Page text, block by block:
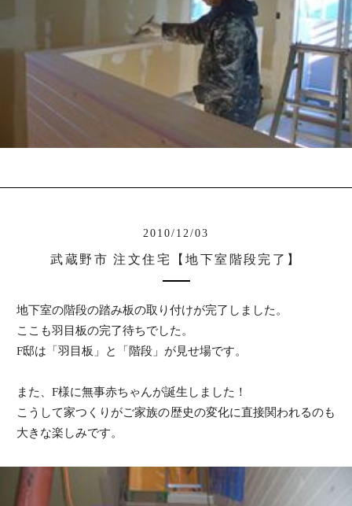
2010/12/03
武蔵野市 注文住宅【地下室階段完了】
地下室の階段の踏み板の取り付けが完了しました。
ここも羽目板の完了待ちでした。
F邸は「羽目板」と「階段」が見せ場です。
また、F様に無事赤ちゃんが誕生しました！
こうして家つくりがご家族の歴史の変化に直接関われるのも
大きな楽しみです。